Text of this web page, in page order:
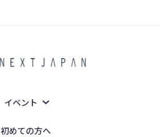
イベント
初めての方へ